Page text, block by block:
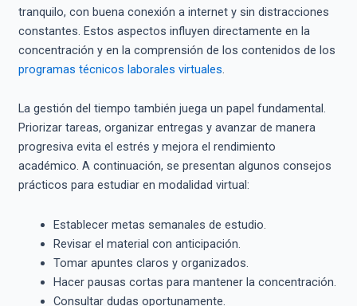
tranquilo, con buena conexión a internet y sin distracciones
constantes. Estos aspectos influyen directamente en la
concentración y en la comprensión de los contenidos de los
programas técnicos laborales virtuales
La gestión del tiempo también juega un papel fundamental.
Priorizar tareas, organizar entregas y avanzar de manera
progresiva evita el estrés y mejora el rendimiento
académico. A continuación, se presentan algunos consejos
prácticos para estudiar en modalidad virtual:
Establecer metas semanales de estudio.
Revisar el material con anticipación.
Tomar apuntes claros y organizados.
Hacer pausas cortas para mantener la concentración.
Consultar dudas oportunamente.